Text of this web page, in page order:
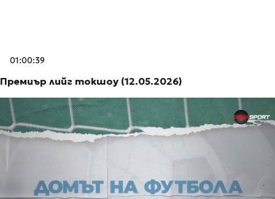
01:00:39
Премиър лийг токшоу (12.05.2026)